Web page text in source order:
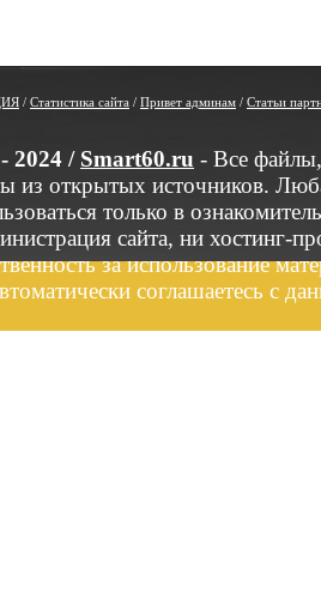
/ Статистика сайта / Привет админам / Статьи
2024 / Smart60.ru - Все
из открытых источников.
только в
сайта, ни хостинг-
за использование
соглашаетесь с